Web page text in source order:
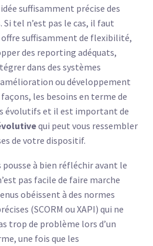
suffisamment précise des
tel n’est pas le cas, il faut
suffisamment de flexibilité,
des reporting adéquats,
dans des systèmes
ou développement
les besoins en terme de
évolutifs et il est important de
qui peut vous ressembler
de votre dispositif.
pousse à bien réfléchir avant le
pas facile de faire marche
obéissent à des normes
(SCORM ou XAPI) qui ne
trop de problème lors d’un
une fois que les